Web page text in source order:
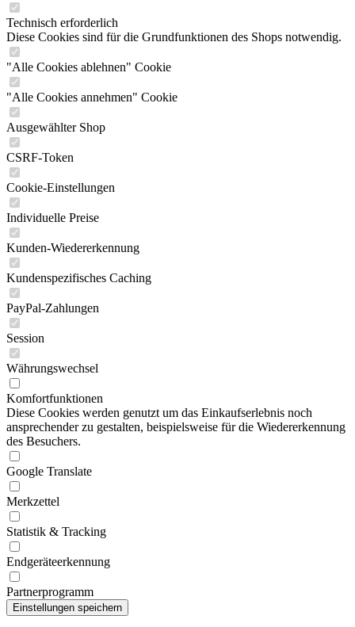
Technisch erforderlich
Diese Cookies sind für die Grundfunktionen des Shops notwendig.
"Alle Cookies ablehnen" Cookie
"Alle Cookies annehmen" Cookie
Ausgewählter Shop
CSRF-Token
Cookie-Einstellungen
Individuelle Preise
Kunden-Wiedererkennung
Kundenspezifisches Caching
PayPal-Zahlungen
Session
Währungswechsel
Komfortfunktionen
Diese Cookies werden genutzt um das Einkaufserlebnis noch
ansprechender zu gestalten, beispielsweise für die Wiedererkennung
des Besuchers.
Google Translate
Merkzettel
Statistik & Tracking
Endgeräteerkennung
Partnerprogramm